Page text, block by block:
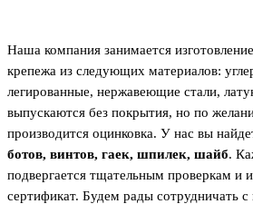
Наша компания занимается
крепежа из следующих материалов:
легированные, нержавеющие стали,
выпускаются без покрытия, но по
производится оцинковка. У нас вы
ботов, винтов, гаек, шпилек, шайб.
подвергается тщательным проверкам и
сертификат. Будем рады сотрудничать с